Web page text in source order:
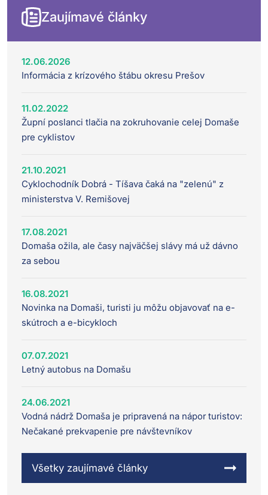
Zaujímavé články
12.06.2026
Informácia z krízového štábu okresu Prešov
11.02.2022
Župní poslanci tlačia na zokruhovanie celej Domaše
pre cyklistov
21.10.2021
Cyklochodník Dobrá - Tíšava čaká na "zelenú" z
ministerstva V. Remišovej
17.08.2021
Domaša ožila, ale časy najväčšej slávy má už dávno
za sebou
16.08.2021
Novinka na Domaši, turisti ju môžu objavovať na e-
skútroch a e-bicykloch
07.07.2021
Letný autobus na Domašu
24.06.2021
Vodná nádrž Domaša je pripravená na nápor turistov:
Nečakané prekvapenie pre návštevníkov
Všetky zaujímavé články